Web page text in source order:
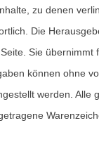
zu denen
Die
Sie übernimmt
können ohne
werden. Alle